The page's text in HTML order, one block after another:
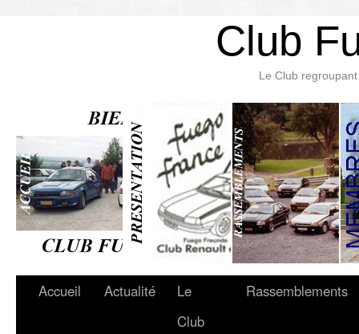
Club
Le Club
Accueil Actualité
Le
Club
Rassemblements